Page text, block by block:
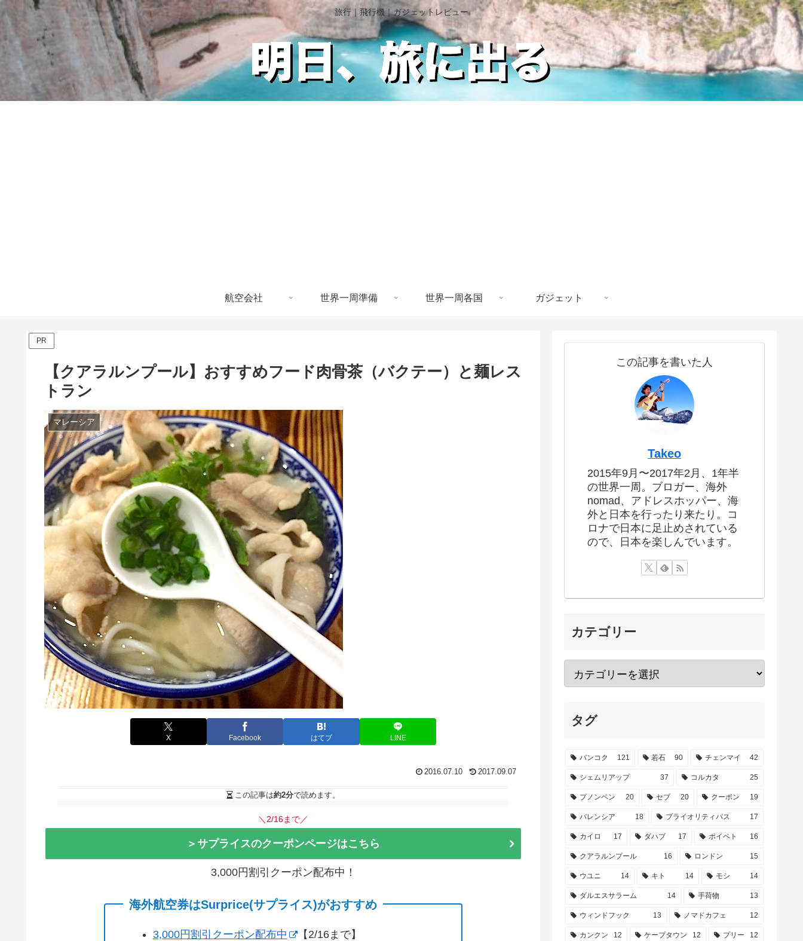
旅行｜飛行機｜ガジェットレビュー
航空会社 世界一周準備 世界一周各国 ガジェット
PR
【クアラルンプール】おすすめフード肉骨茶（バクテー）と麺レス
トラン
マレーシア
X Facebook はてブ LINE
2016.07.10 2017.09.07
この記事は約2分で読めます。
＼2/16まで／
＞サプライスのクーポンページはこちら
3,000円割引クーポン配布中！
海外航空券はSurprice(サプライス)がおすすめ
3,000円割引クーポン配布中
【2/16まで】
この記事を書いた人
Takeo
2015年9月〜2017年2月、1年半
の世界一周。ブロガー、海外
nomad、アドレスホッパー、海
外と日本を行ったり来たり。コ
ロナで日本に足止めされている
ので、日本を楽しんでいます。
カテゴリー
タグ
バンコク 121 若石 90 チェンマイ 42
シェムリアップ 37 コルカタ 25
プノンペン 20 セブ 20 クーポン 19
バレンシア 18 プライオリティパス 17
カイロ 17 ダハブ 17 ポイペト 16
クアラルンプール 16 ロンドン 15
ウユニ 14 キト 14 モシ 14
ダルエスサラーム 14 手荷物 13
ウィンドフック 13 ノマドカフェ 12
カンクン 12 ケープタウン 12 プリー 12